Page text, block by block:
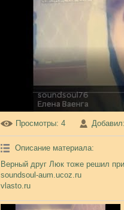
Просмотры: 4 Добавил:
Описание материала:
Верный друг Люк тоже решил
soundsoul-aum.ucoz.ru
vlasto.ru